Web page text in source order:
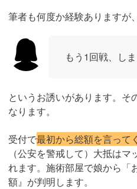
筆者も何度か経験ありますが
もう1回戦、し
というお誘いがあります。そ
なります。
受付で最初から総額を言って
（公安を警戒して）大抵は
れます。施術部屋で娘から「
額』が判明します。